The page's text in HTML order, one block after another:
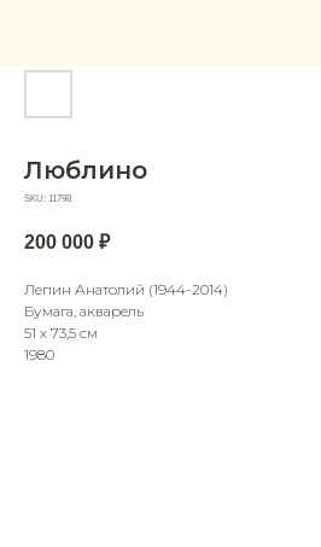
Люблино
SKU: 11798
200 000 ₽
Лепин Анатолий (1944-2014)
Бумага, акварель
51 х 73,5 см
1980